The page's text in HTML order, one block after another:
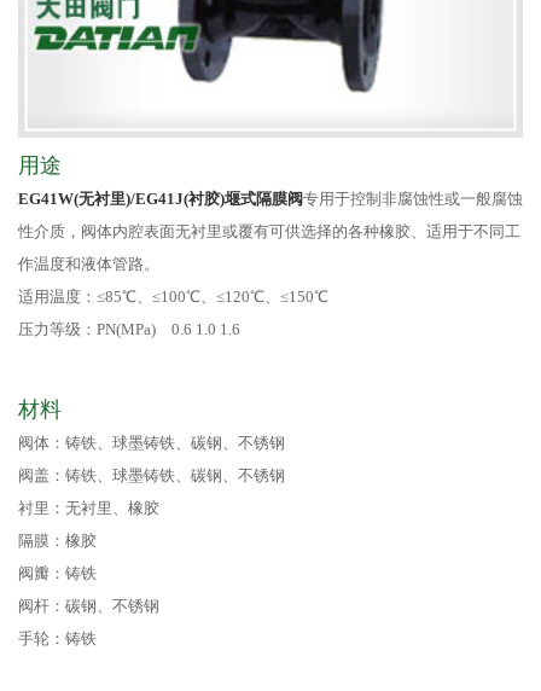
用途
EG41W(无衬里)/EG41J(衬胶)堰式隔膜阀专用于控制非腐蚀性或一般腐蚀
性介质，阀体内腔表面无衬里或覆有可供选择的各种橡胶、适用于不同工
作温度和液体管路。
适用温度：≤85℃、≤100℃、≤120℃、≤150℃
压力等级：PN(MPa) 0.6 1.0 1.6
材料
阀体：铸铁、球墨铸铁、碳钢、不锈钢
阀盖：铸铁、球墨铸铁、碳钢、不锈钢
衬里：无衬里、橡胶
隔膜：橡胶
阀瓣：铸铁
阀杆：碳钢、不锈钢
手轮：铸铁